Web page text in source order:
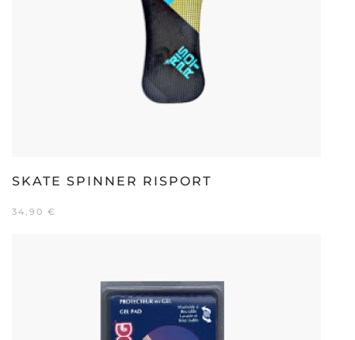
SKATE SPINNER RISPORT
34,90 €